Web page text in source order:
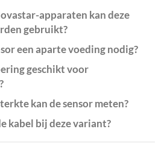
apparaten kan deze
gebruikt?
een aparte voeding nodig?
geschikt voor
kan de sensor meten?
kabel bij deze variant?